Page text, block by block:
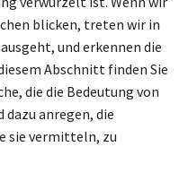
blicken, treten wir in
und erkennen die
Abschnitt finden Sie
die die Bedeutung von
anregen, die
sie vermitteln, zu